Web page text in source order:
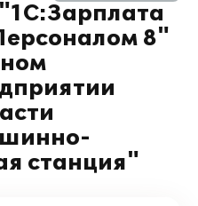
8"
станция"